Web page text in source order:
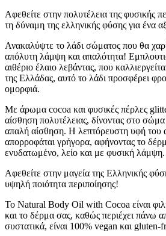
Αφεθείτε στην πολυτέλεια της φυσικής
τη δύναμη της ελληνικής φύσης για ένα
Ανακαλύψτε το λάδι σώματος που θα
απόλυτη λάμψη και απαλότητα!
αιθέριο έλαιο λεβάντας, που
της Ελλάδας, αυτό το λάδι προσφέρει
ομορφιά.
Με άρωμα cocoa και φυσικές πέρλες
αίσθηση πολυτέλειας, δίνοντας στο
απαλή αίσθηση. Η λεπτόρευστη υφή του
απορροφάται γρήγορα, αφήνοντας το
ενυδατωμένο, λείο και με φυσική λάμψη.
Αφεθείτε στην μαγεία της Ελληνικής
υψηλή ποιότητα περιποίησης!
Το Natural Body Oil with Cocoa είναι
και το δέρμα σας, καθώς περιέχει πάνω
συστατικά, είναι 100% vegan και gluten-